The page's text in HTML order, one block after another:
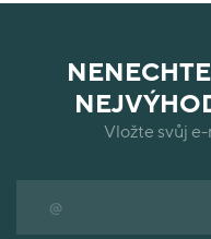
Vložte svůj